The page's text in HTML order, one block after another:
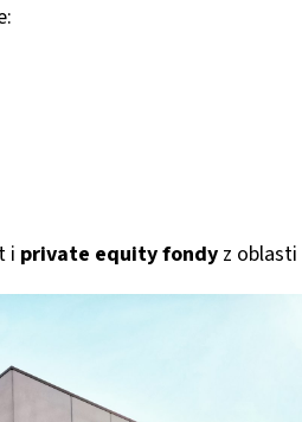
i private equity fondy z oblasti